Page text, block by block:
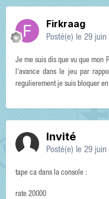
Firkraag
Posté(e) le 29 juin
Je me suis dis que vu que mon
l'avance dans le jeu par
regulierement je suis bloquer
Invité
Posté(e) le 29 juin
tape ca dans la console :
rate 20000